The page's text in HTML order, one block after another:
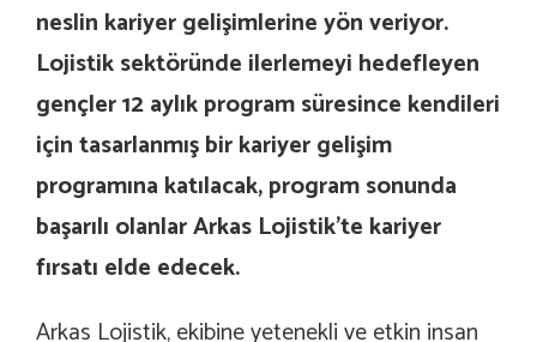
neslin kariyer gelişimlerine yön veriyor.
Lojistik sektöründe ilerlemeyi hedefleyen
gençler 12 aylık program süresince kendileri
için tasarlanmış bir kariyer gelişim
programına katılacak, program sonunda
başarılı olanlar Arkas Lojistik’te kariyer
fırsatı elde edecek.
Arkas Lojistik, ekibine yetenekli ve etkin insan